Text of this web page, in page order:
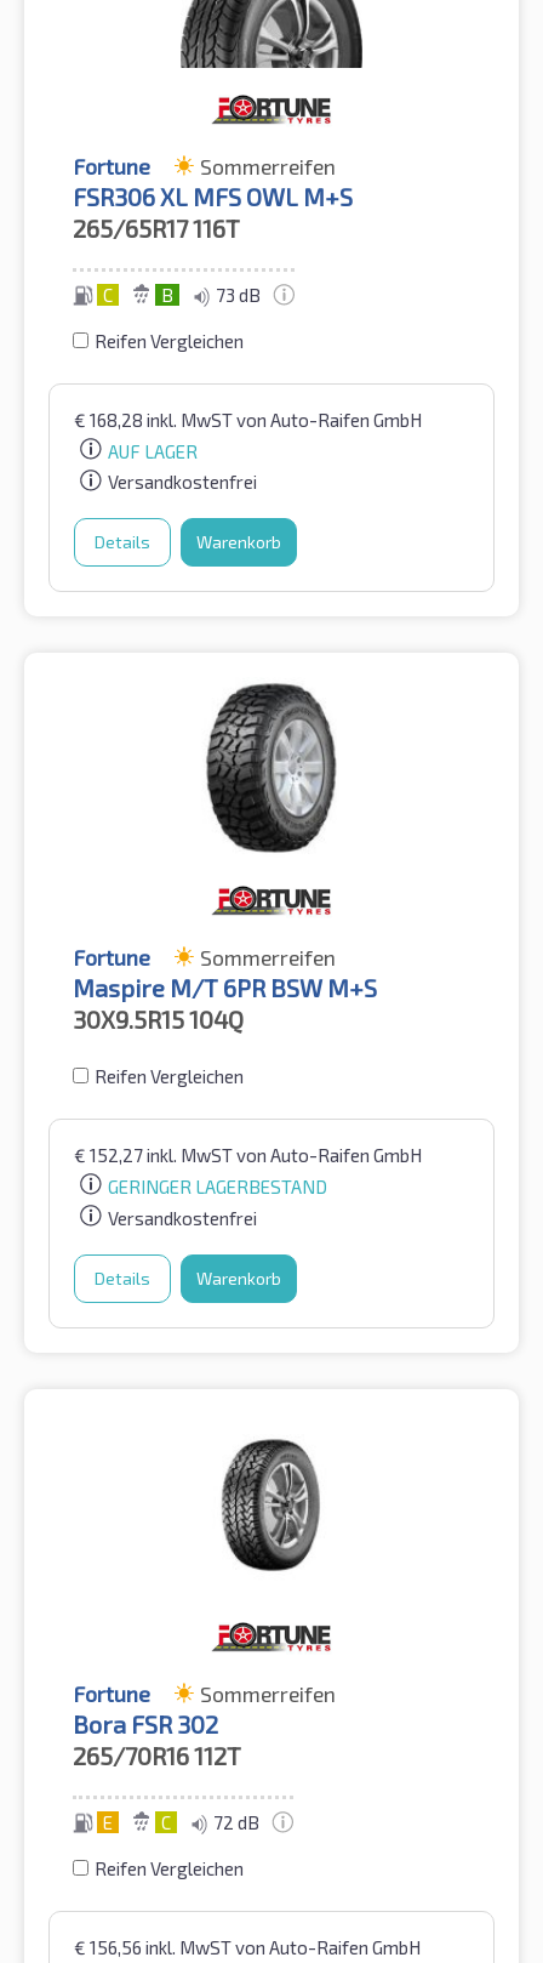
Fortune Sommerreifen
FSR306 XL MFS OWL M+S
265/65R17116T
C B 73 dB
Reifen Vergleichen
€ 168,28 inkl. MwSTvon Auto-Raifen GmbH
AUF LAGER
Versandkostenfrei
Details Warenkorb
Fortune Sommerreifen
Maspire M/T 6PR BSW M+S
30X9.5R15104Q
Reifen Vergleichen
€ 152,27inkl. MwSTvon Auto-Raifen GmbH
GERINGER LAGERBESTAND
Versandkostenfrei
Details Warenkorb
Fortune Sommerreifen
Bora FSR 302
265/70R16112T
E C 72 dB
Reifen Vergleichen
€ 156,56 inkl. MwSTvon Auto-Raifen GmbH